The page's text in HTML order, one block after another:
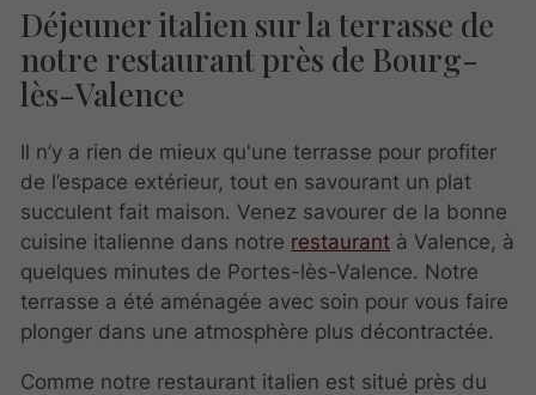
Déjeuner italien sur la terrasse de
notre restaurant près de Bourg-
lès-Valence
Il n’y a rien de mieux qu'une terrasse pour profiter
de l’espace extérieur, tout en savourant un plat
succulent fait maison. Venez savourer de la bonne
cuisine italienne dans notre restaurant à Valence, à
quelques minutes de Portes-lès-Valence. Notre
terrasse a été aménagée avec soin pour vous faire
plonger dans une atmosphère plus décontractée.
Comme notre restaurant italien est situé près du